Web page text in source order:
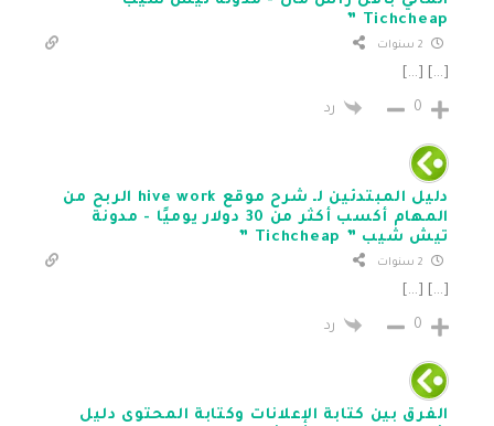
Tichcheap ”
[…] […]
0 رد
دليل المبتدئين لـ شرح موقع hive work الربح من
المهام أكسب أكثر من 30 دولار يوميًا - مدونة
تيش شيب ” Tichcheap ”
[…] […]
0 رد
الفرق بين كتابة الإعلانات وكتابة المحتوى دليل